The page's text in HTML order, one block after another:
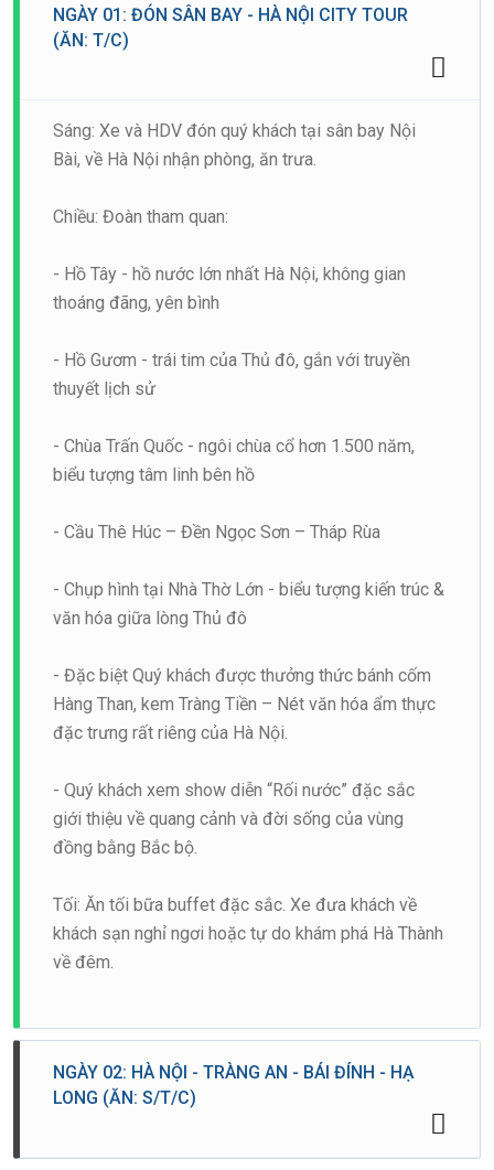
NGÀY 01: ĐÓN SÂN BAY - HÀ NỘI CITY TOUR
(ĂN: T/C)
Sáng: Xe và HDV đón quý khách tại sân bay Nội
Bài, về Hà Nội nhận phòng, ăn trưa.
Chiều: Đoàn tham quan:
- Hồ Tây - hồ nước lớn nhất Hà Nội, không gian
thoáng đãng, yên bình
- Hồ Gươm - trái tim của Thủ đô, gắn với truyền
thuyết lịch sử
- Chùa Trấn Quốc - ngôi chùa cổ hơn 1.500 năm,
biểu tượng tâm linh bên hồ
- Cầu Thê Húc – Đền Ngọc Sơn – Tháp Rùa
- Chụp hình tại Nhà Thờ Lớn - biểu tượng kiến trúc &
văn hóa giữa lòng Thủ đô
- Đặc biệt Quý khách được thưởng thức bánh cốm
Hàng Than, kem Tràng Tiền – Nét văn hóa ẩm thực
đặc trưng rất riêng của Hà Nội.
- Quý khách xem show diễn “Rối nước” đặc sắc
giới thiệu về quang cảnh và đời sống của vùng
đồng bằng Bắc bộ.
Tối: Ăn tối bữa buffet đặc sắc. Xe đưa khách về
khách sạn nghỉ ngơi hoặc tự do khám phá Hà Thành
về đêm.
NGÀY 02: HÀ NỘI - TRÀNG AN - BÁI ĐÍNH - HẠ
LONG (ĂN: S/T/C)